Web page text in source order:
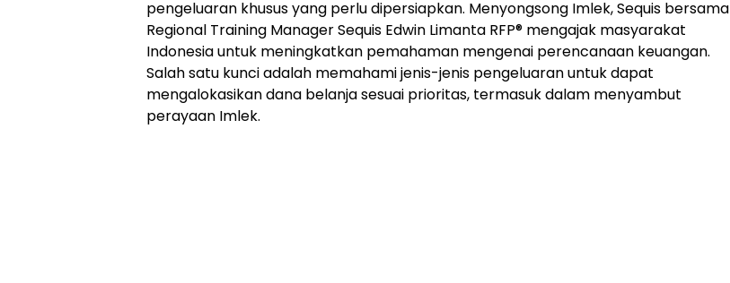
pengeluaran khusus yang perlu dipersiapkan. Menyongsong Imlek, Sequis bersama
Regional Training Manager Sequis Edwin Limanta RFP® mengajak masyarakat
Indonesia untuk meningkatkan pemahaman mengenai perencanaan keuangan.
Salah satu kunci adalah memahami jenis-jenis pengeluaran untuk dapat
mengalokasikan dana belanja sesuai prioritas, termasuk dalam menyambut
perayaan Imlek.